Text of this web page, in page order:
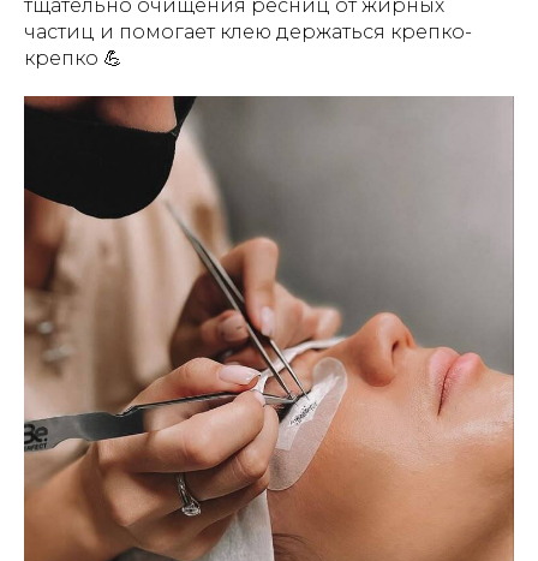
тщательно очищения ресниц от жирных
частиц и помогает клею держаться крепко-
крепко 💪